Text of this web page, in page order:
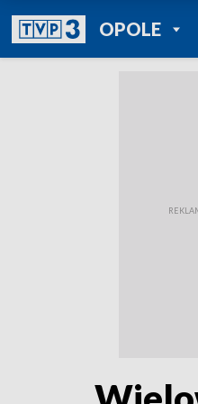
OPOLE
POWRÓT
TVP